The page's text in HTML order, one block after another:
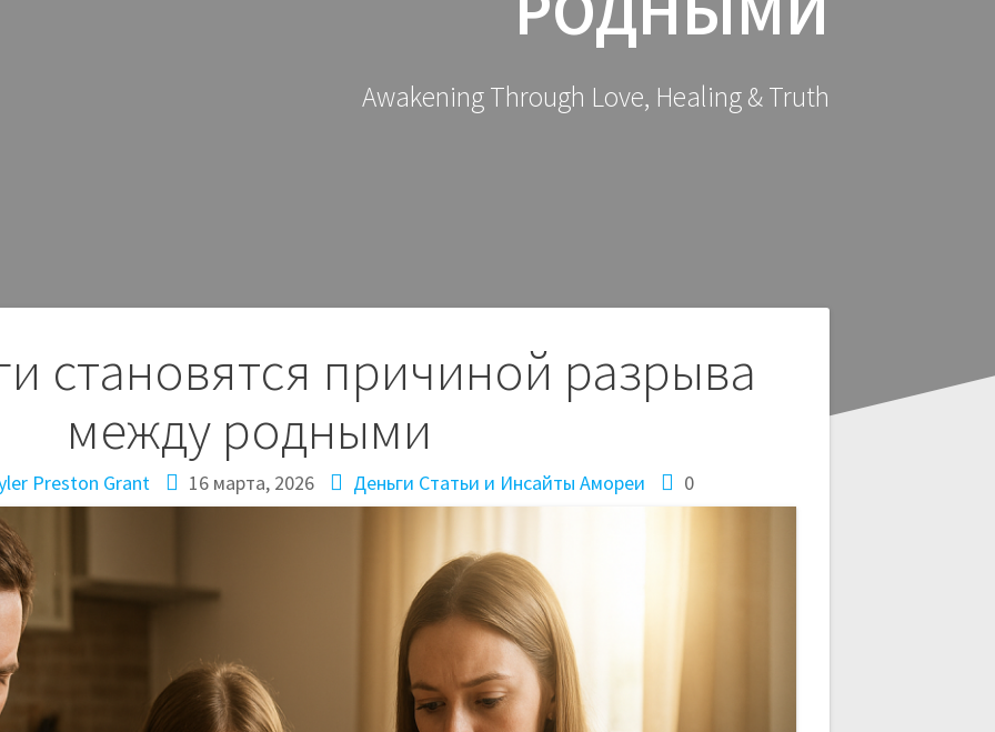
Awakening Through Love, Healing & Truth
становятся причиной разрыва
между родными
Preston Grant 16 марта, 2026 Деньги Статьи и Инсайты Амореи 0